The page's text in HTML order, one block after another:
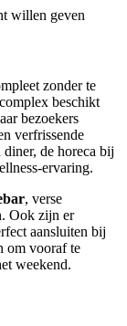
willen geven
zonder te
beschikt
bezoekers
verfrissende
de horeca bij
ervaring.
, verse
Ook zijn er
aansluiten bij
om vooraf te
weekend.